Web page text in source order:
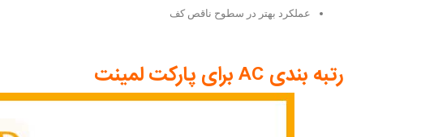
عملکرد بهتر در سطوح ناقص کف
رتبه بندی AC برای پارکت لمینت